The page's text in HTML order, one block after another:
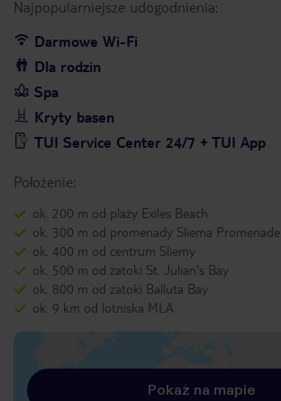
Najpopularniejsze udogodnienia:
Darmowe Wi-Fi
Dla rodzin
Spa
Kryty basen
TUI Service Center 24/7 + TUI App
Położenie:
ok. 200 m od plaży Exiles Beach
ok. 300 m od promenady Sliema Promenade
ok. 400 m od centrum Sliemy
ok. 500 m od zatoki St. Julian's Bay
ok. 800 m od zatoki Balluta Bay
ok. 9 km od lotniska MLA
Pokaż na mapie